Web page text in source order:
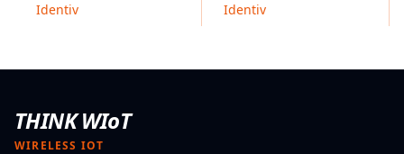
Identiv Identiv
THINK WIoT
WIRELESS IOT